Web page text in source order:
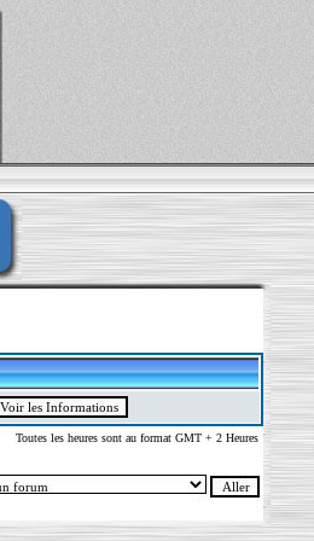
Toutes les heures sont au format GMT + 2 Heures